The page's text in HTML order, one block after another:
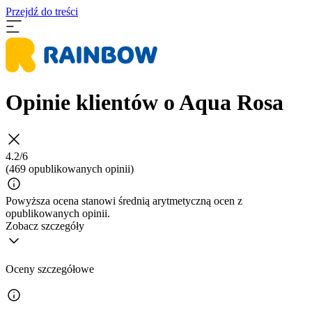
Przejdź do treści
Opinie klientów o Aqua Rosa
4.2/6
(469 opublikowanych opinii)
Powyższa ocena stanowi średnią arytmetyczną ocen z
opublikowanych opinii.
Zobacz szczegóły
Oceny szczegółowe